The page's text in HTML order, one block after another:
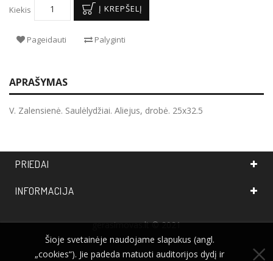
Kiekis Į KREPŠELĮ
Pageidauti Palyginti
APRAŠYMAS
V. Zalensienė. Saulėlydžiai. Aliejus, drobė. 25x32.5
PRIEDAI
INFORMACIJA
gerasimovas.lt© 2021
Šioje svetainėje naudojame slapukus (angl.
„cookies“). Jie padeda matuoti auditorijos dydį ir